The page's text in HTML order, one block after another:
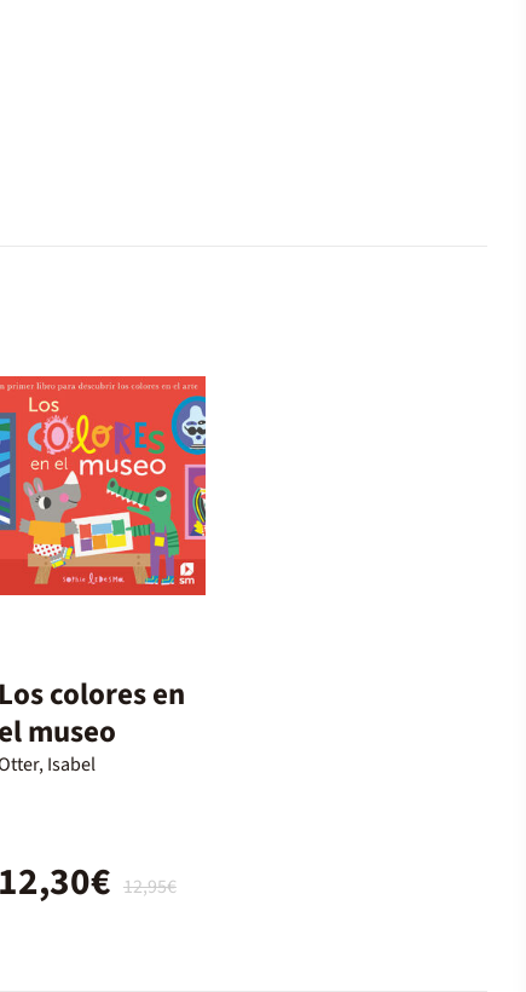
Los colores en
el museo
Isabel
12,95€
12,30€